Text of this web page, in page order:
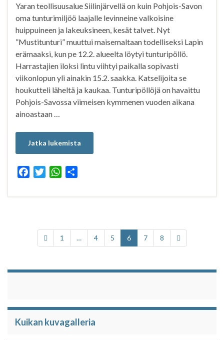
Yaran teollisuusalue Siilinjärvellä on kuin Pohjois-Savon
oma tunturimiljöö laajalle levinneine valkoisine
huippuineen ja lakeuksineen, kesät talvet. Nyt
”Mustitunturi” muuttui maisemaltaan todelliseksi Lapin
erämaaksi, kun pe 12.2. alueelta löytyi tunturipöllö.
Harrastajien iloksi lintu viihtyi paikalla sopivasti
viikonlopun yli ainakin 15.2. saakka. Katselijoita se
houkutteli läheltä ja kaukaa. Tunturipöllöjä on havaittu
Pohjois-Savossa viimeisen kymmenen vuoden aikana
ainoastaan …
Jatka lukemista
c
i
e
r
W
a
A
p
a
1 … 4 5 6 7 8
Kuikan kuvagalleria